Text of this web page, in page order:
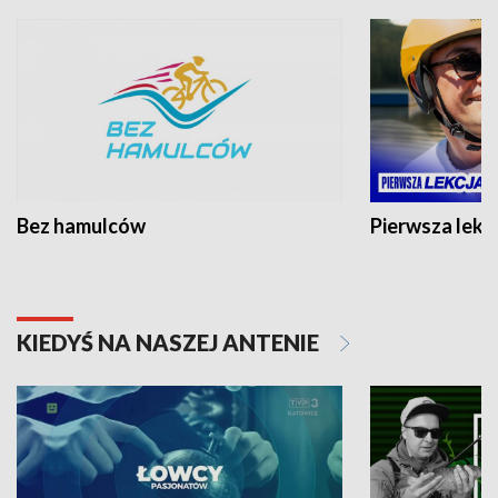
Bez hamulców Pierwsza
KIEDYŚ NA NASZEJ ANTENIE